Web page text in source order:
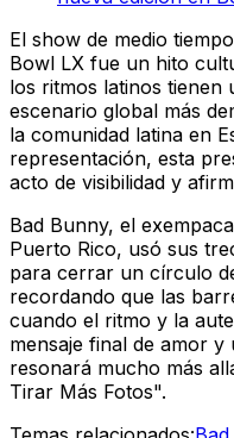
El show de medio
Bowl LX fue un hito
los ritmos latinos
escenario global más
la comunidad latina en
representación, esta
acto de visibilidad y
Bad Bunny, el
Puerto Rico, usó sus
para cerrar un círculo
recordando que las
cuando el ritmo y la
mensaje final de amor
resonará mucho más
Tirar Más Fotos".